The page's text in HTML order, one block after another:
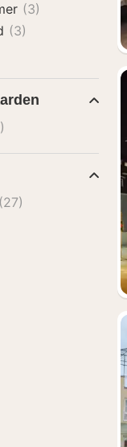
(3)
(3)
(27)